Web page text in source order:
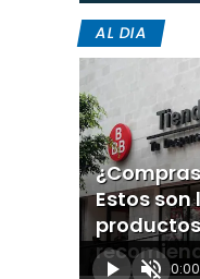
AL DIA
Estos son
0:00